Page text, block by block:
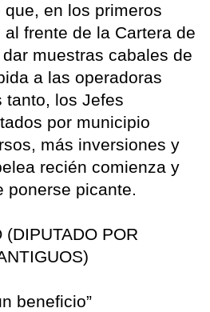
en los primeros
frente de la Cartera de
muestras cabales de
a las operadoras
tanto, los Jefes
por municipio
más inversiones y
recién comienza y
ponerse picante.
(DIPUTADO POR
beneficio”